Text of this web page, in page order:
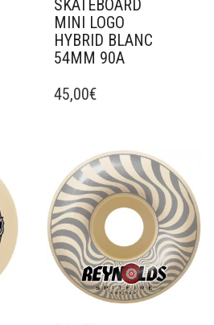
SKATEBOARD
MINI LOGO
HYBRID BLANC
54MM 90A
45,00€
Ajouter à mes favoris